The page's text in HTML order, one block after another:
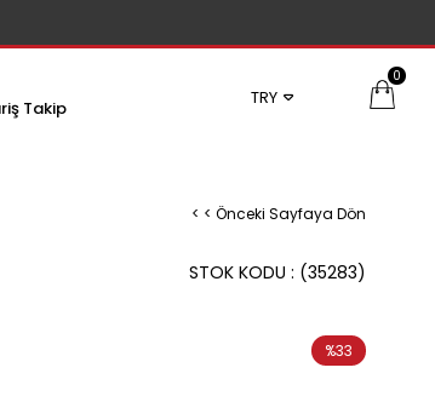
0
TRY
Takip
< < Önceki Sayfaya Dön
(35283)
STOK KODU
%33